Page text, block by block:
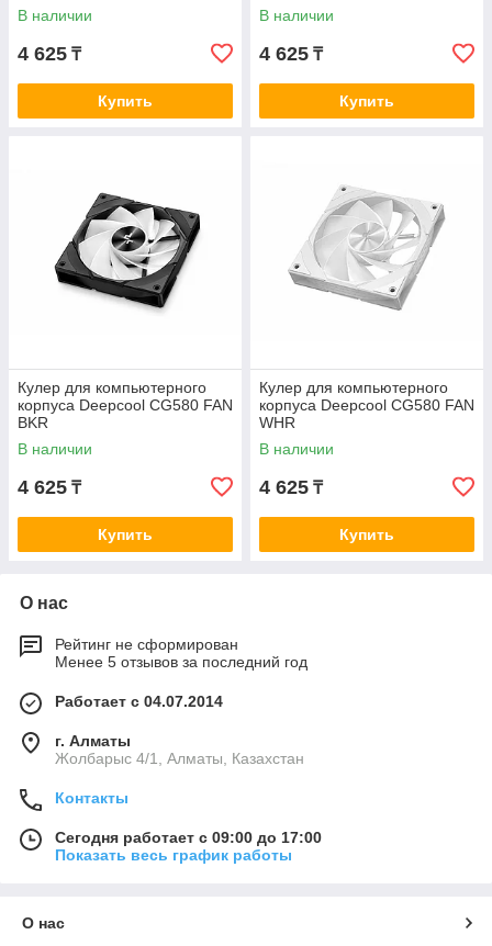
В наличии
4 625 ₸
Купить
В наличии
4 625 ₸
Купить
Кулер для компьютерного
корпуса Deepcool CG580 FAN
BKR
В наличии
4 625 ₸
Купить
Кулер для компьютерного
корпуса Deepcool CG580 FAN
WHR
В наличии
4 625 ₸
Купить
О нас
Рейтинг не сформирован
Менее 5 отзывов за последний год
Работает с 04.07.2014
г. Алматы
Жолбарыс 4/1, Алматы, Казахстан
Контакты
Сегодня работает с 09:00 до 17:00
Показать весь график работы
О нас